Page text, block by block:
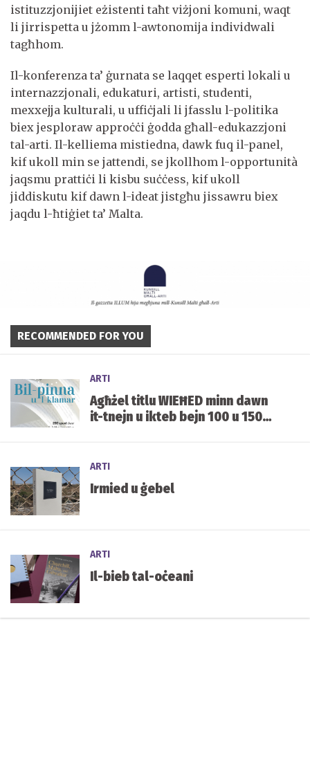
istituzzjonijiet eżistenti taħt viżjoni komuni, waqt
li jirrispetta u jżomm l-awtonomija individwali
tagħhom.
Il-konferenza ta’ ġurnata se laqqet esperti lokali u
internazzjonali, edukaturi, artisti, studenti,
mexxejja kulturali, u uffiċjali li jfasslu l-politika
biex jesploraw approċċi ġodda għall-edukazzjoni
tal-arti. Il-kelliema mistiedna, dawk fuq il-panel,
kif ukoll min se jattendi, se jkollhom l-opportunità
jaqsmu prattiċi li kisbu suċċess, kif ukoll
jiddiskutu kif dawn l-ideat jistgħu jissawru biex
jaqdu l-ħtiġiet ta’ Malta.
RECOMMENDED FOR YOU
ARTI
Agħżel titlu WIEĦED minn dawn
it-tnejn u ikteb bejn 100 u 150
ARTI
Irmied u ġebel
ARTI
Il-bieb tal-oċeani